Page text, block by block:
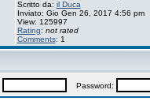
Scritto da: il Duca
Inviato: Gio Gen 26, 2017 4:56 pm
View: 125997
Rating: not rated
Comments: 1
Password: